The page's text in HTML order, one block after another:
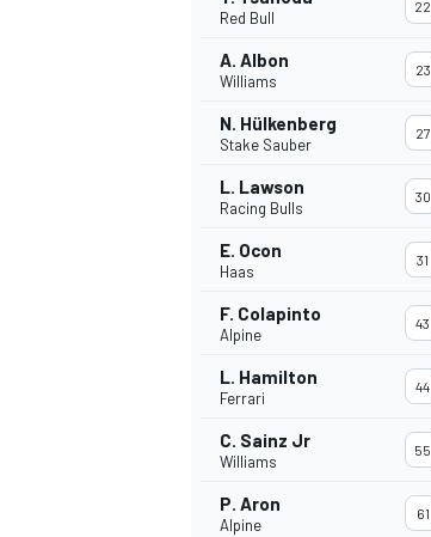
WEC
Red Bull
22
A. Albon
Williams
23
N. Hülkenberg
Stake Sauber
27
L. Lawson
Racing Bulls
30
E. Ocon
Haas
31
F. Colapinto
Alpine
43
L. Hamilton
Ferrari
44
C. Sainz Jr
Williams
55
P. Aron
Alpine
61